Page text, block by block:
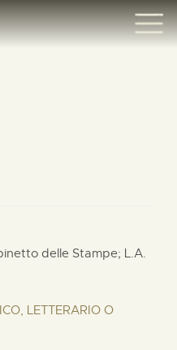
delle Stampe; L.A.
LETTERARIO O